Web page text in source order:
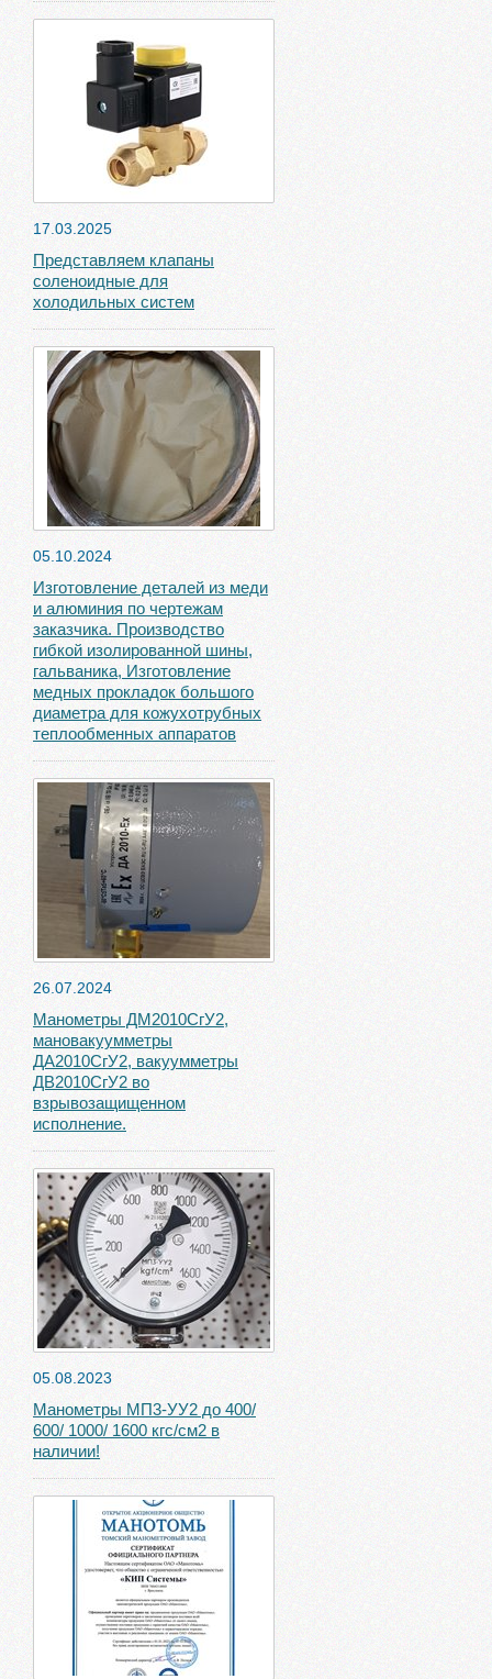
17.03.2025
Представляем клапаны
соленоидные для
холодильных систем
05.10.2024
Изготовление деталей из меди
и алюминия по чертежам
заказчика. Производство
гибкой изолированной шины,
гальваника, Изготовление
медных прокладок большого
диаметра для кожухотрубных
теплообменных аппаратов
26.07.2024
Манометры ДМ2010СгУ2,
мановакуумметры
ДА2010СгУ2, вакуумметры
ДВ2010СгУ2 во
взрывозащищенном
исполнение.
05.08.2023
Манометры МП3-УУ2 до 400/
600/ 1000/ 1600 кгс/см2 в
наличии!